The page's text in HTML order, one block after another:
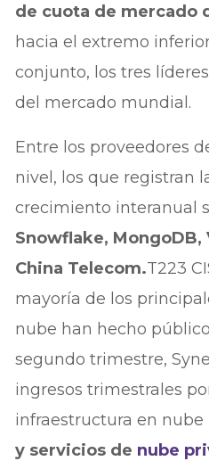
de cuota de mercado
hacia el extremo
conjunto, los tres
del mercado mundial.
Entre los proveedores
nivel, los que registran
crecimiento interanual
Snowflake, MongoDB,
China Telecom.T223
mayoría de los
nube han hecho
segundo trimestre,
ingresos trimestrales
infraestructura en nube
y servicios de nube